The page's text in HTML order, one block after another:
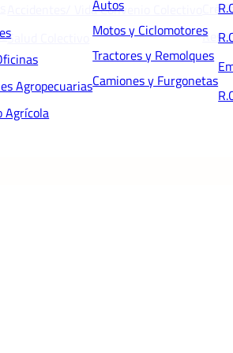
Accidentes/ Vida Convenio Colectivo
Salud Colectivo
Agropecuarias
Agrícola
Autos
Motos y Ciclomotores
Tractores y Remolques
Camiones y Furgonetas